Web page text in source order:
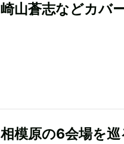
崎山蒼志などカバ
相模原の6会場を